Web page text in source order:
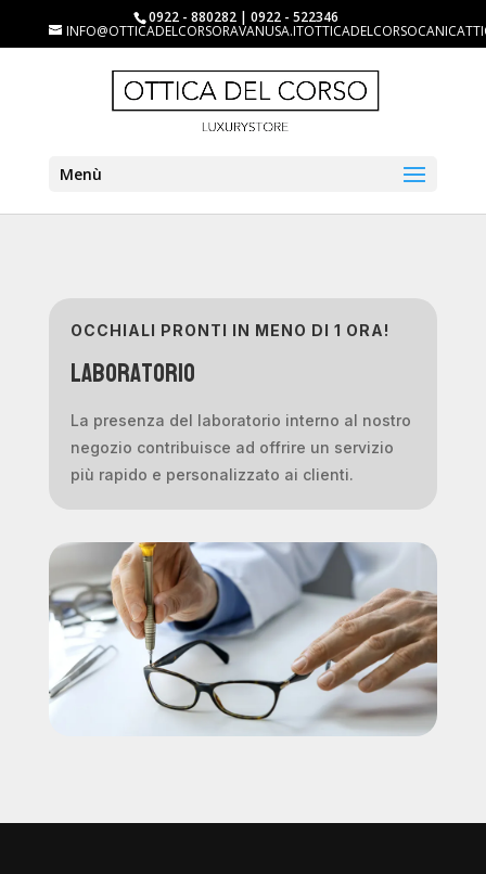
0922 - 880282 | 0922 - 522346
Menù
OCCHIALI PRONTI IN MENO DI 1 ORA!
Laboratorio
La presenza del laboratorio interno al nostro
negozio contribuisce ad offrire un servizio
più rapido e personalizzato ai clienti.